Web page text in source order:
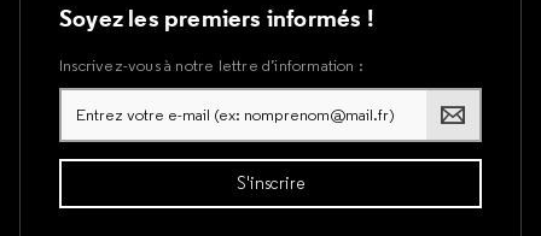
Soyez les premiers informés !
Inscrivez-vous à notre lettre d’information :